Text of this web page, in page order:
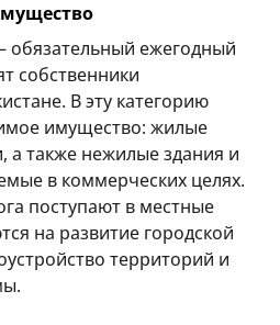
ежегодный
собственники
В эту категорию
имущество: жилые
а также нежилые здания и
в коммерческих целях.
поступают в местные
на развитие городской
территорий и